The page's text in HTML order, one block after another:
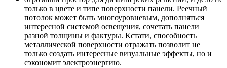
только в цвете и типе поверхности панели. Реечный
потолок может быть многоуровневым, дополняться
интересной системой освещения, сочетать панели
разной толщины и фактуры. Кстати, способность
металлической поверхности отражать позволит не
только создать интересные визуальные эффекты, но и
сэкономит электроэнергию.